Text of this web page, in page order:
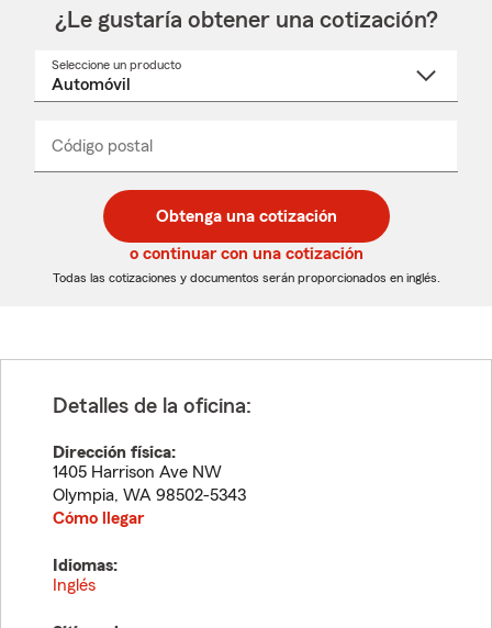
¿Le gustaría obtener una cotización?
Seleccione un producto
desplegable
Código postal
de
5
dígitos
de
5
dígitos
_____
Obtenga una cotización
o continuar con una cotización
Todas las cotizaciones y documentos serán proporcionados en inglés.
Detalles de la oficina:
Dirección física:
1405 Harrison Ave NW
Olympia, WA 98502-5343
Cómo llegar
Idiomas:
Inglés